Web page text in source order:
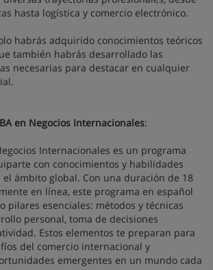
hasta logística y comercio electrónico.
habrás adquirido conocimientos teóricos
también habrás desarrollado las
necesarias para destacar en cualquier
en Negocios Internacionales:
Internacionales es un programa
con conocimientos y habilidades
ámbito global. Con una duración de 18
en línea, este programa en español
pilares esenciales: métodos y técnicas
personal, toma de decisiones
Estos elementos te preparan para
del comercio internacional y
emergentes en un mundo cada